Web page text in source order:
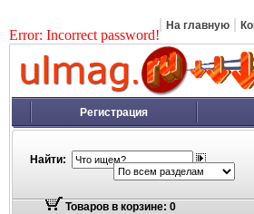
Error: Incorrect password!
На главную
Регистрация
Найти:
Товаров в корзине: 0